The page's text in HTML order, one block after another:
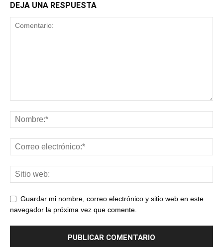
DEJA UNA RESPUESTA
Guardar mi nombre, correo electrónico y sitio web en este
navegador la próxima vez que comente.